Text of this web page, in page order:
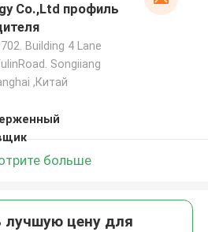
Co.,Ltd профиль
Building 4 Lane
Songiiang
,Китай
больше
лучшую цену для